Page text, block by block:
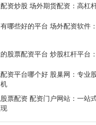
资炒股 场外期货配资：高杠
哪些好的平台 场外配资软件
股票配资平台 炒股杠杆平台
资平台哪个好 股巢网：专业
票配资 配资门户网站：一站